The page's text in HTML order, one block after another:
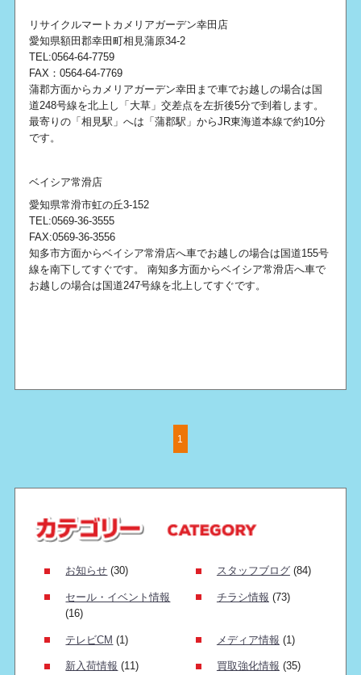
リサイクルマートカメリアガーデン幸田店
愛知県額田郡幸田町相見蒲原34-2
TEL:0564-64-7759
FAX：0564-64-7769
蒲郡方面からカメリアガーデン幸田まで車でお越しの場合は国
道248号線を北上し「大草」交差点を左折後5分で到着します。
最寄りの「相見駅」へは「蒲郡駅」からJR東海道本線で約10分
です。
ベイシア常滑店
愛知県常滑市虹の丘3-152
TEL:0569-36-3555
FAX:0569-36-3556
知多市方面からベイシア常滑店へ車でお越しの場合は国道155号
線を南下してすぐです。 南知多方面からベイシア常滑店へ車で
お越しの場合は国道247号線を北上してすぐです。
1
お知らせ (30) スタッフブログ(84)
セール・イベント情報
(16)
チラシ情報 (73)
テレビCM (1) メディア情報 (1)
新入荷情報 (11) 買取強化情報 (35)